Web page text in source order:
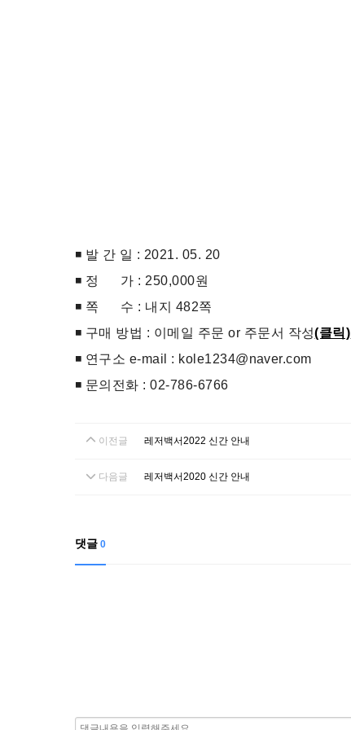
◾ 발 간 일 : 2021. 05. 20
◾ 정 가 : 250,000원
◾ 쪽 수 : 내지 482쪽
◾ 구매 방법 : 이메일 주문 or 주문서 작성(클릭)
◾ 연구소 e-mail : kole1234@naver.com
◾ 문의전화 : 02-786-6766
이전글 레저백서2022 신간 안내
다음글 레저백서2020 신간 안내
댓글 0